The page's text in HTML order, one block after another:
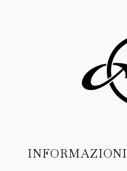
INFORMAZIONI